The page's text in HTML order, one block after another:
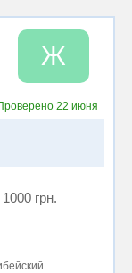
Ж
22 июня
1000 грн.